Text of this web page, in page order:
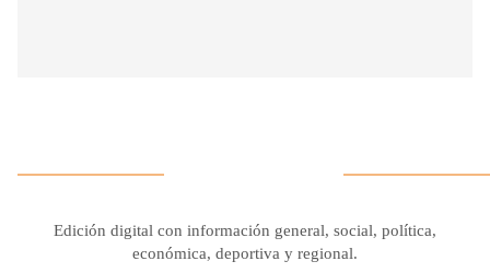
Edición digital con información general, social, política,
económica, deportiva y regional.